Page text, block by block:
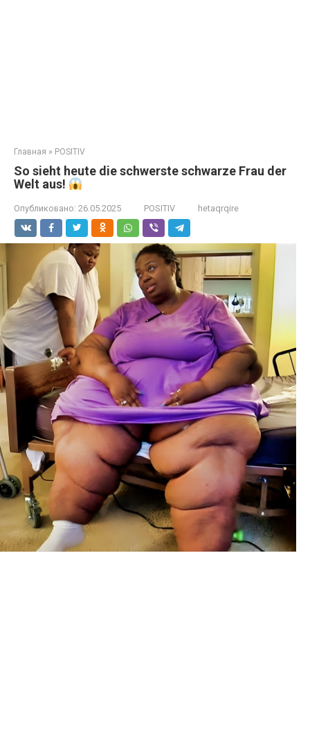
Главная » POSITIV
So sieht heute die schwerste schwarze Frau der
Welt aus!
Опубликовано: 26.05.2025 POSITIV hetaqrqire